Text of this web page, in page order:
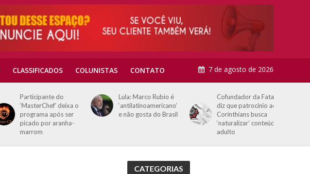
CLASSIFICADOS COLUNISTAS CONTATO 7 de agosto de 2026
Participante do
‘MasterChef’ deixa o
programa após ser
picado por aranha-
marrom
Lula: Marco Rubio é
‘antilatinoamericano’
e não gosta do Brasil
Cofundador da Fatal
diz que patrocínio ao
Corinthians busca
‘naturalizar’ conteúdo
adulto
CATEGORIAS